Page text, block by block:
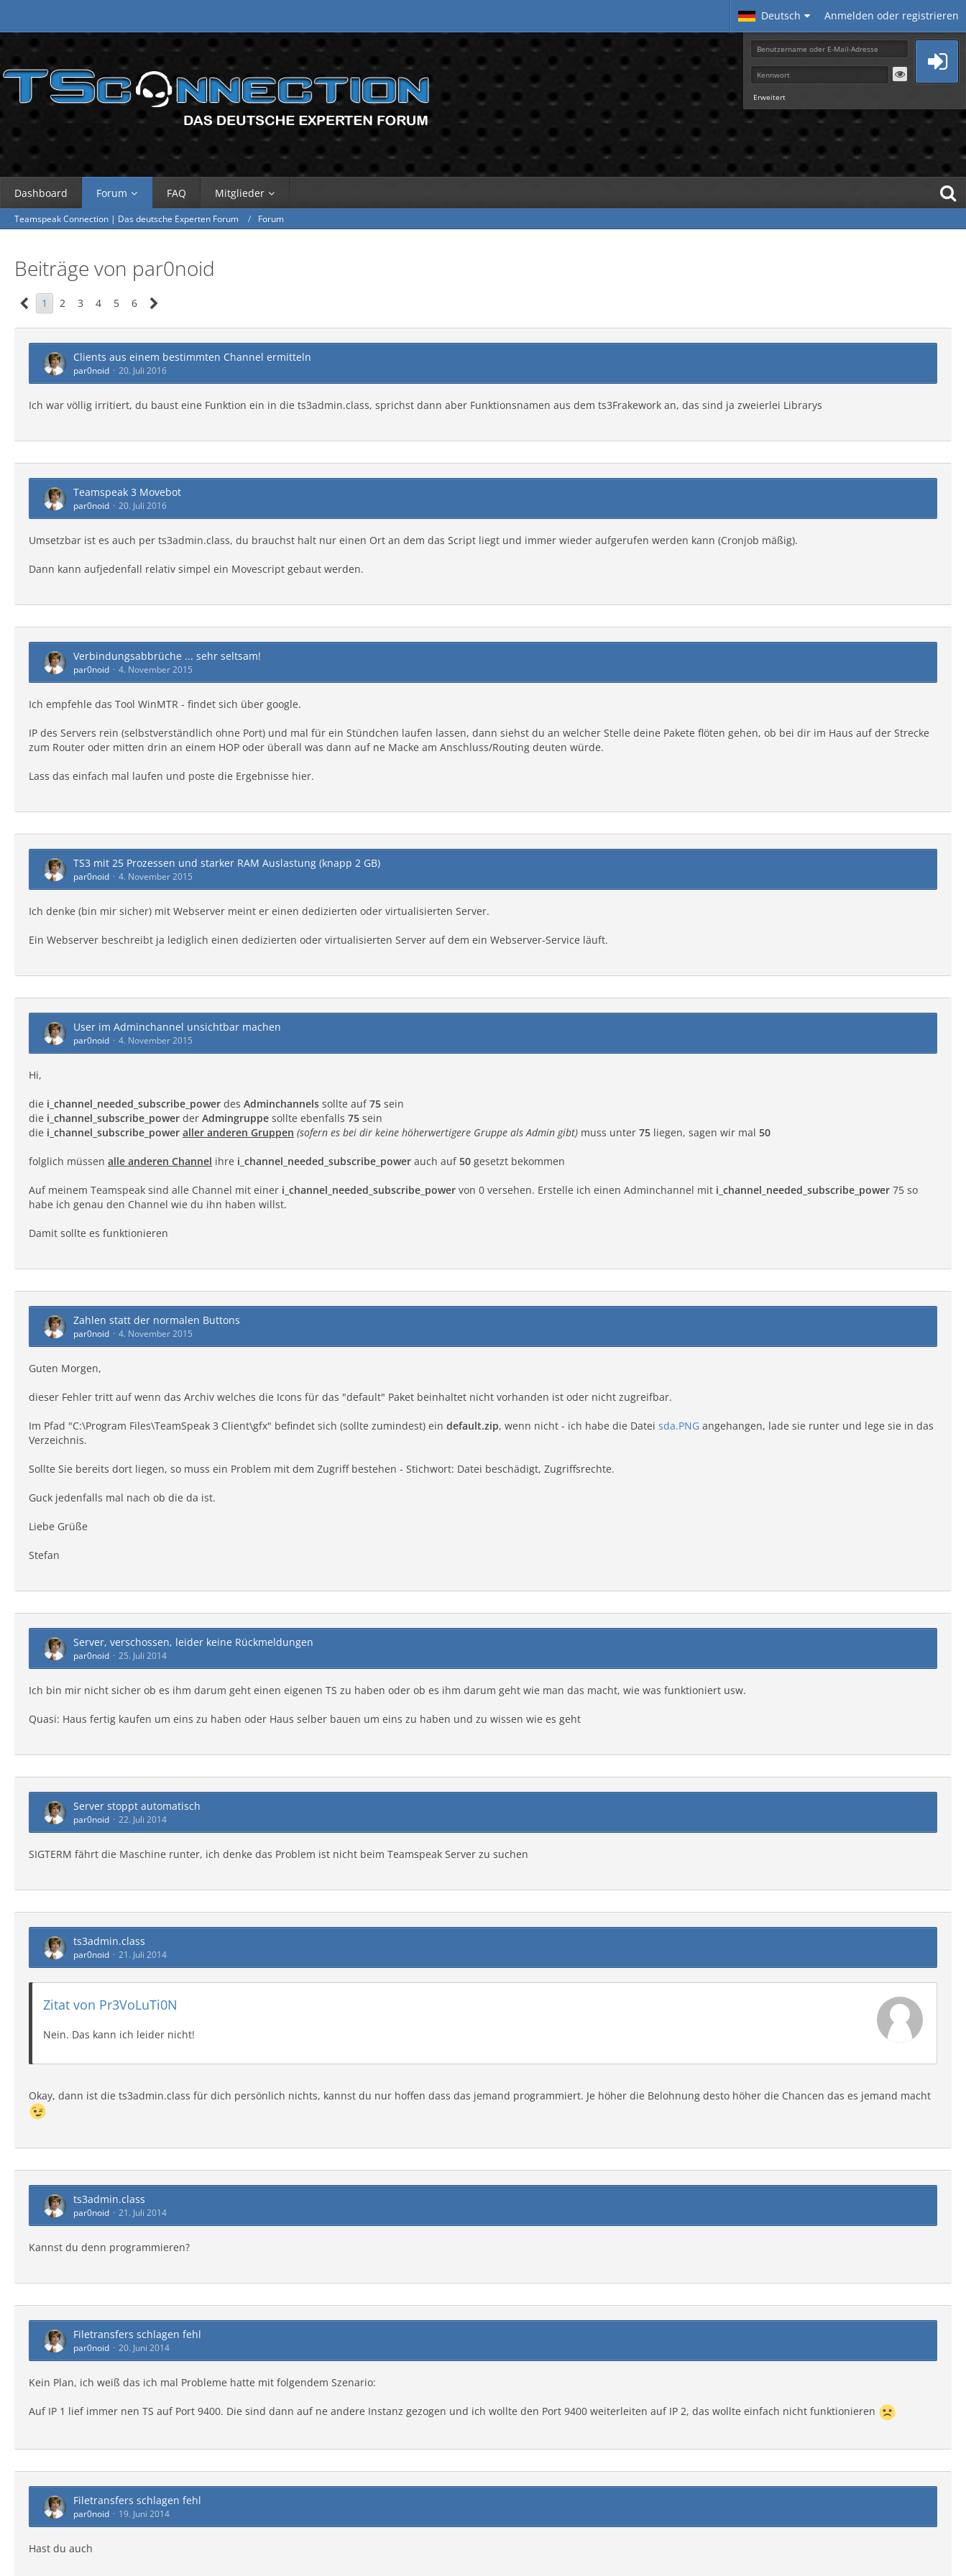
Deutsch Anmelden oder registrieren
Erweitert
Dashboard Forum FAQ Mitglieder
Teamspeak Connection | Das deutsche Experten Forum Forum
Beiträge von par0noid
1 2 3 4 5 6
Clients aus einem bestimmten Channel ermitteln
par0noid 20. Juli 2016
Ich war völlig irritiert, du baust eine Funktion ein in die ts3admin.class, sprichst dann aber Funktionsnamen aus dem ts3Frakework an, das sind ja zweierlei Librarys
Teamspeak 3 Movebot
par0noid 20. Juli 2016
Umsetzbar ist es auch per ts3admin.class, du brauchst halt nur einen Ort an dem das Script liegt und immer wieder aufgerufen werden kann (Cronjob mäßig).
Dann kann aufjedenfall relativ simpel ein Movescript gebaut werden.
Verbindungsabbrüche ... sehr seltsam!
par0noid 4. November 2015
Ich empfehle das Tool WinMTR - findet sich über google.
IP des Servers rein (selbstverständlich ohne Port) und mal für ein Stündchen laufen lassen, dann siehst du an welcher Stelle deine Pakete flöten gehen, ob bei dir im Haus auf der Strecke
zum Router oder mitten drin an einem HOP oder überall was dann auf ne Macke am Anschluss/Routing deuten würde.
Lass das einfach mal laufen und poste die Ergebnisse hier.
TS3 mit 25 Prozessen und starker RAM Auslastung (knapp 2 GB)
par0noid 4. November 2015
Ich denke (bin mir sicher) mit Webserver meint er einen dedizierten oder virtualisierten Server.
Ein Webserver beschreibt ja lediglich einen dedizierten oder virtualisierten Server auf dem ein Webserver-Service läuft.
User im Adminchannel unsichtbar machen
par0noid 4. November 2015
Hi,
die i_channel_needed_subscribe_power des Adminchannels sollte auf75 sein
die i_channel_subscribe_power der Admingruppe sollte ebenfalls 75 sein
die i_channel_subscribe_power aller anderen Gruppen (sofern es bei dir keine höherwertigere Gruppe als Admin gibt) muss unter 75 liegen, sagen wir mal 50
folglich müssen alle anderen Channel ihre i_channel_needed_subscribe_power auch auf50 gesetzt bekommen
Auf meinem Teamspeak sind alle Channel mit einer i_channel_needed_subscribe_power von 0 versehen. Erstelle ich einen Adminchannel mit i_channel_needed_subscribe_power 75 so
habe ich genau den Channel wie du ihn haben willst.
Damit sollte es funktionieren
Zahlen statt der normalen Buttons
par0noid 4. November 2015
Guten Morgen,
dieser Fehler tritt auf wenn das Archiv welches die Icons für das "default" Paket beinhaltet nicht vorhanden ist oder nicht zugreifbar.
Im Pfad "C:\Program Files\TeamSpeak 3 Client\gfx" befindet sich (sollte zumindest) ein default.zip, wenn nicht - ich habe die Datei sda.PNG angehangen, lade sie runter und lege sie in das
Verzeichnis.
Sollte Sie bereits dort liegen, so muss ein Problem mit dem Zugriff bestehen - Stichwort: Datei beschädigt, Zugriffsrechte.
Guck jedenfalls mal nach ob die da ist.
Liebe Grüße
Stefan
Server, verschossen, leider keine Rückmeldungen
par0noid 25. Juli 2014
Ich bin mir nicht sicher ob es ihm darum geht einen eigenen TS zu haben oder ob es ihm darum geht wie man das macht, wie was funktioniert usw.
Quasi: Haus fertig kaufen um eins zu haben oder Haus selber bauen um eins zu haben und zu wissen wie es geht
Server stoppt automatisch
par0noid 22. Juli 2014
SIGTERM fährt die Maschine runter, ich denke das Problem ist nicht beim Teamspeak Server zu suchen
ts3admin.class
par0noid 21. Juli 2014
Zitat von Pr3VoLuTi0N
Nein. Das kann ich leider nicht!
Okay, dann ist die ts3admin.class für dich persönlich nichts, kannst du nur hoffen dass das jemand programmiert. Je höher die Belohnung desto höher die Chancen das es jemand macht
ts3admin.class
par0noid 21. Juli 2014
Kannst du denn programmieren?
Filetransfers schlagen fehl
par0noid 20. Juni 2014
Kein Plan, ich weiß das ich mal Probleme hatte mit folgendem Szenario:
Auf IP 1 lief immer nen TS auf Port 9400. Die sind dann auf ne andere Instanz gezogen und ich wollte den Port 9400 weiterleiten auf IP 2, das wollte einfach nicht funktionieren
Filetransfers schlagen fehl
par0noid 19. Juni 2014
Hast du auch